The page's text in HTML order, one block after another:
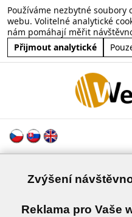
Používáme nezbytné
webu. Volitelné analytické
nám pomáhají měřit
Přijmout analytické
Zvýšení
Reklama pro Vaše